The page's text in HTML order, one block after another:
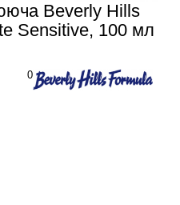
Beverly Hills
Sensitive, 100 мл
0